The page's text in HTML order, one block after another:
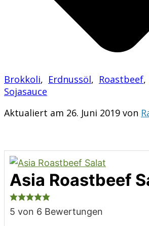
Brokkoli, Erdnussöl, Roastbeef,
Sojasauce
Aktualiert am 26. Juni 2019 von
Asia Roastbeef
5 von 6 Bewertungen